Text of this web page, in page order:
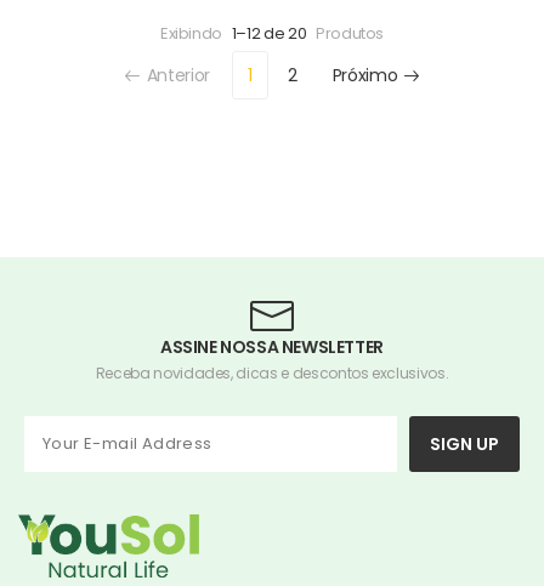
Exibindo 1–12 de 20 Produtos
Anterior 1 2 Próximo
ASSINE NOSSA NEWSLETTER
Receba novidades, dicas e descontos exclusivos.
SIGN UP